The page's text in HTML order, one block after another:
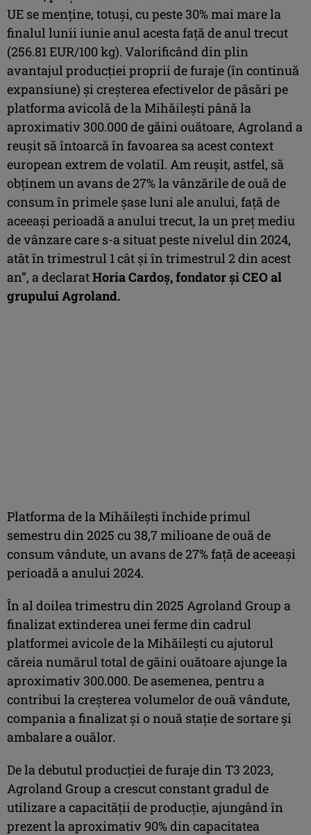
UE se menține, totuși, cu peste 30% mai mare la
finalul lunii iunie anul acesta față de anul trecut
(256.81 EUR/100 kg). Valorificând din plin
avantajul producției proprii de furaje (în continuă
expansiune) și creșterea efectivelor de păsări pe
platforma avicolă de la Mihăilești până la
aproximativ 300.000 de găini ouătoare, Agroland a
reușit să întoarcă în favoarea sa acest context
european extrem de volatil. Am reușit, astfel, să
obținem un avans de 27% la vânzările de ouă de
consum în primele șase luni ale anului, față de
aceeași perioadă a anului trecut, la un preț mediu
de vânzare care s-a situat peste nivelul din 2024,
atât în trimestrul 1 cât și în trimestrul 2 din acest
an”, a declaratHoria Cardoș, fondator și CEO al
grupului Agroland.
Platforma de la Mihăilești închide primul
semestru din 2025 cu 38,7 milioane de ouă de
consum vândute, un avans de 27% față de aceeași
perioadă a anului 2024.
În al doilea trimestru din 2025 Agroland Group a
finalizat extinderea unei ferme din cadrul
platformei avicole de la Mihăilești cu ajutorul
căreia numărul total de găini ouătoare ajunge la
aproximativ 300.000. De asemenea, pentru a
contribui la creșterea volumelor de ouă vândute,
compania a finalizat și o nouă stație de sortare și
ambalare a ouălor.
De la debutul producției de furaje din T3 2023,
Agroland Group a crescut constant gradul de
utilizare a capacității de producție, ajungând în
prezent la aproximativ 90% din capacitatea